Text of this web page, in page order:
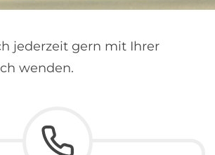
jederzeit gern mit Ihrer
wenden.